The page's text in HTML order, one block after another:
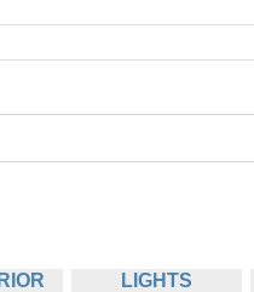
LIGHTS